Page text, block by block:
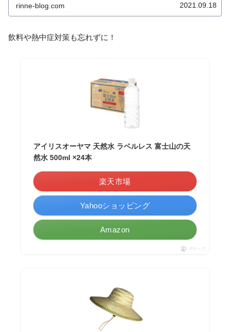
rinne-blog.com 2021.09.18
飲料や熱中症対策も忘れずに！
アイリスオーヤマ 天然水 ラベルレス 富士山の天
然水 500ml ×24本
楽天市場
Yahooショッピング
Amazon
ポチップ